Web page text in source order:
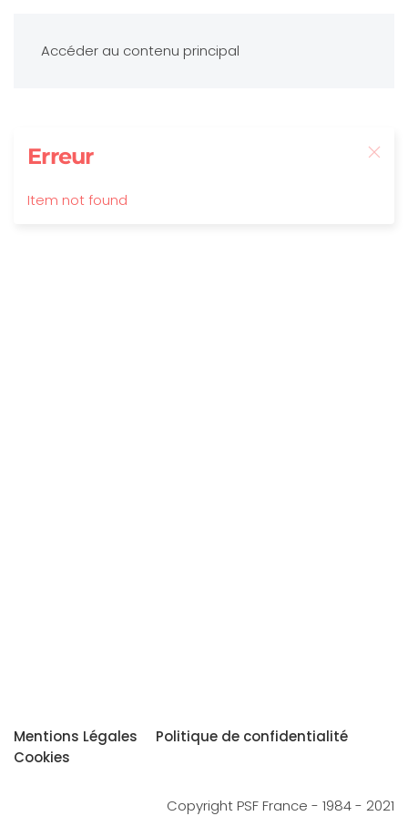
Accéder au contenu principal
Erreur
Item not found
Mentions Légales
Politique de confidentialité
Cookies
Copyright PSF France - 1984 - 2021